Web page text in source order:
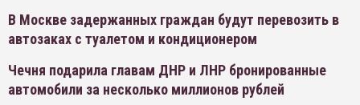
В Москве задержанных граждан будут перевозить в
автозаках с туалетом и кондиционером
Чечня подарила главам ДНР и ЛНР бронированные
автомобили за несколько миллионов рублей